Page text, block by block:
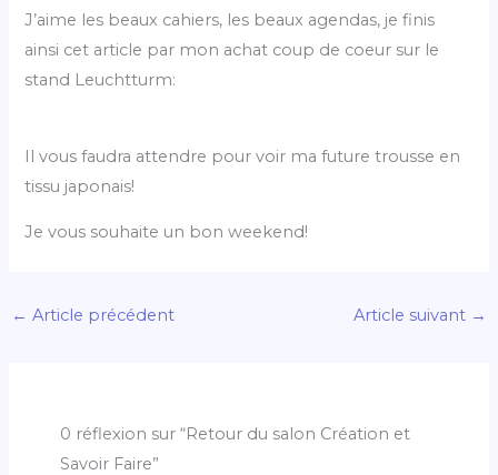
J’aime les beaux cahiers, les beaux agendas, je finis
ainsi cet article par mon achat coup de coeur sur le
stand Leuchtturm:
Il vous faudra attendre pour voir ma future trousse en
tissu japonais!
Je vous souhaite un bon weekend!
← Article précédent Article suivant →
0 réflexion sur “Retour du salon Création et
Savoir Faire”